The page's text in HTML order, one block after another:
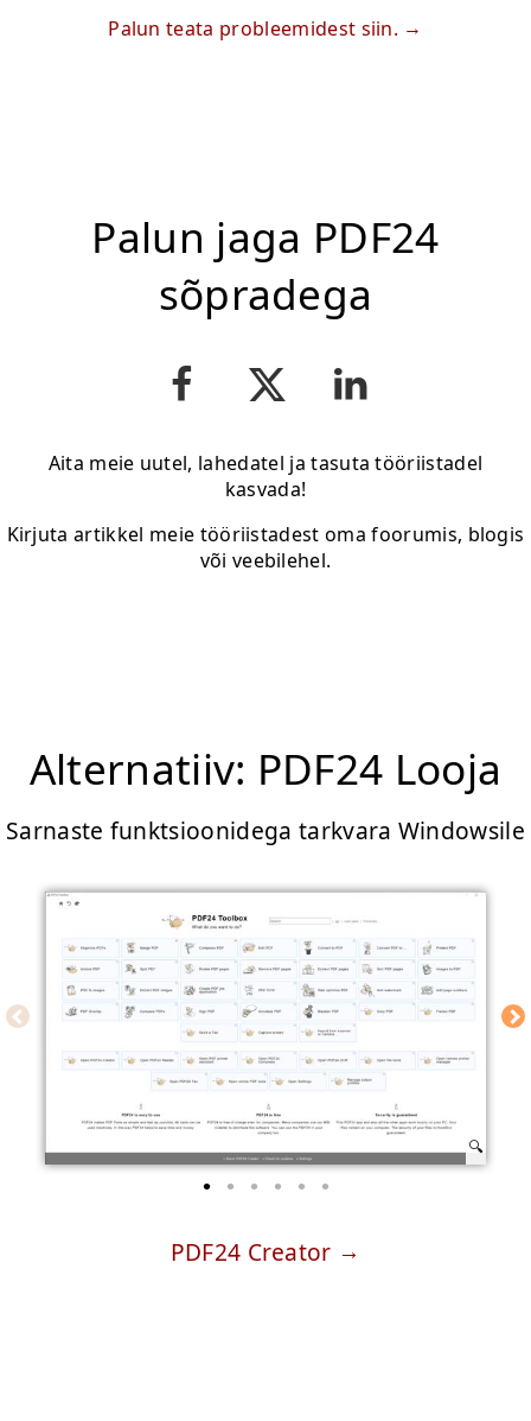
Palun teata probleemidest siin.
Palun jaga PDF24
sõpradega
Aita meie uutel, lahedatel ja tasuta tööriistadel
kasvada!
Kirjuta artikkel meie tööriistadest oma foorumis, blogis
või veebilehel.
Alternatiiv: PDF24 Looja
Sarnaste funktsioonidega tarkvara Windowsile
PDF24 Creator